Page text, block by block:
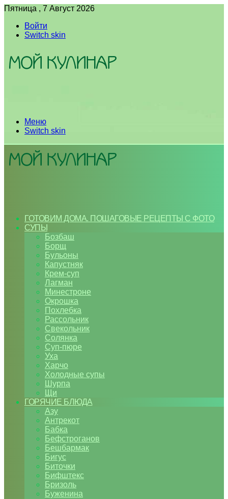
Пятница , 7 Август 2026
Войти
Switch skin
Меню
Switch skin
ГОТОВИМ ДОМА. ПОШАГОВЫЕ РЕЦЕПТЫ С ФОТО
СУПЫ
Бозбаш
Борщ
Бульоны
Капустняк
Крем-суп
Лагман
Минестроне
Окрошка
Похлебка
Рассольник
Свекольник
Солянка
Суп-пюре
Уха
Харчо
Холодные супы
Шурпа
Щи
ГОРЯЧИЕ БЛЮДА
Азу
Антрекот
Бабка
Бефстроганов
Бешбармак
Бигус
Биточки
Бифштекс
Бризоль
Буженина